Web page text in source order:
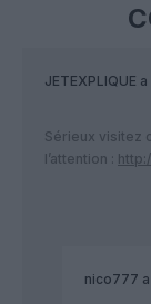
JETEXPLIQUE
Sérieux visitez
l’attention :
nico777